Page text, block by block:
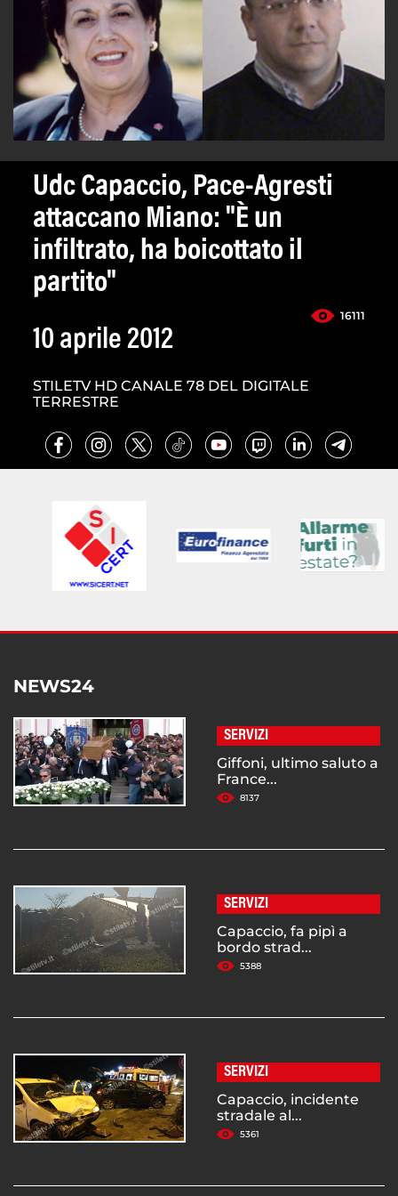
Udc Capaccio, Pace-Agresti
attaccano Miano: "È un
infiltrato, ha boicottato il
partito"
16111
10 aprile 2012
STILETV HD CANALE 78 DEL DIGITALE
TERRESTRE
NEWS24
SERVIZI
Giffoni, ultimo saluto a
France...
8137
SERVIZI
Capaccio, fa pipì a
bordo strad...
5388
SERVIZI
Capaccio, incidente
stradale al...
5361